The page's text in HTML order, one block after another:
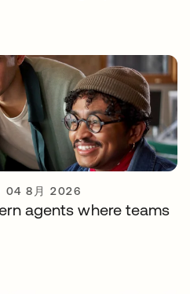
04 8月 2026
agents where teams